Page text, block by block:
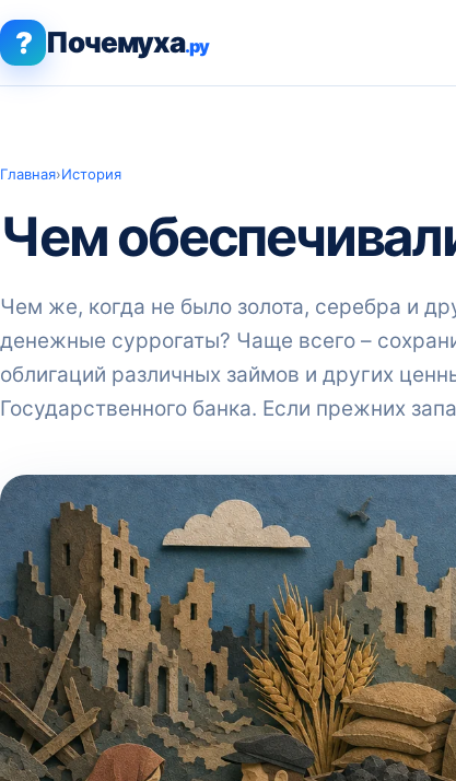
? Почемуха.ру
Главная›История
Чем
Чем же, когда не было золота, серебра и
денежные суррогаты? Чаще всего –
облигаций различных займов и других
Государственного банка. Если прежних